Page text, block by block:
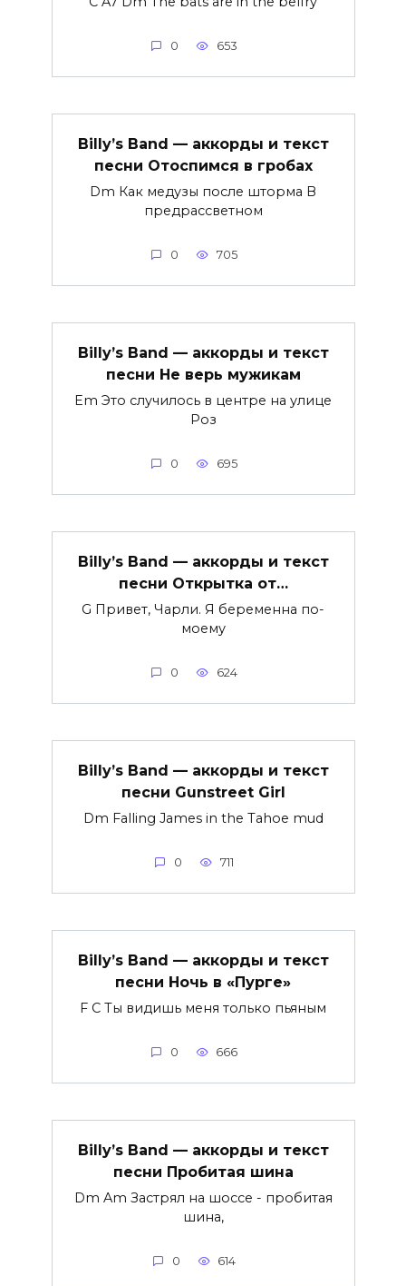
0 653
Billy’s Band — аккорды и текст
песни Отоспимся в гробах
Dm Как медузы после шторма В
предрассветном
0 705
Billy’s Band — аккорды и текст
песни Не верь мужикам
Em Это случилось в центре на улице
Роз
0 695
Billy’s Band — аккорды и текст
песни Открытка от…
G Привет, Чарли. Я беременна по-
моему
0 624
Billy’s Band — аккорды и текст
песни Gunstreet Girl
Dm Falling James in the Tahoe mud
0 711
Billy’s Band — аккорды и текст
песни Ночь в «Пурге»
F C Ты видишь меня только пьяным
0 666
Billy’s Band — аккорды и текст
песни Пробитая шина
Dm Am Застрял на шоссе - пробитая
шина,
0 614